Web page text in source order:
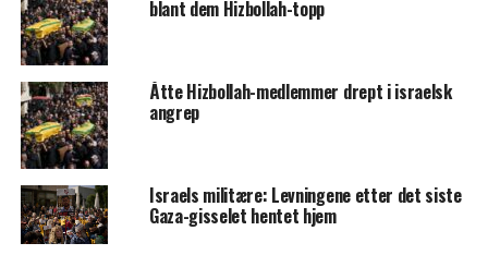
blant dem Hizbollah-topp
Åtte Hizbollah-medlemmer drept i israelsk
angrep
Israels militære: Levningene etter det siste
Gaza-gisselet hentet hjem